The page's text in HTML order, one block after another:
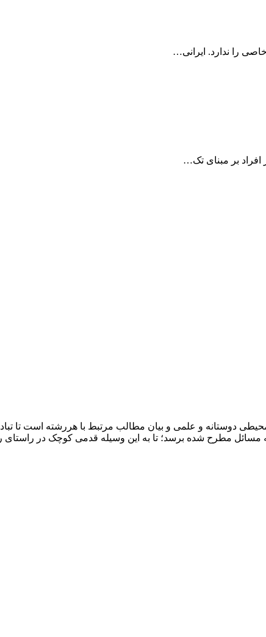
را ندارد. ایرانی‌…
افراد بر مبنای تک…
دوستانه و علمی و بیان مطالب مرتبط با هررشته است تا
مسائل مطرح شده برسد؛ تا به این وسیله قدمی کوچک در